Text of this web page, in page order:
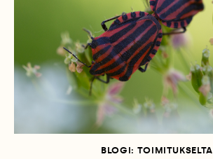
BLOGI: TOIMITUKSELTA